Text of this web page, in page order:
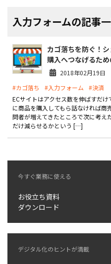
課題解決例
外部サービス連携
インフラ環境・サポート
費用
製品
特長
通販受注対応
EC運用支援
継続的に結果を出し続けるECサイトへ
ライセンス契約
入力フォームの記事
カゴ落ちを防ぐ！
購入へつなげるた
2018年02月19日
#カゴ落ち
#入力フォーム
#決済
ECサイトはアクセス数を伸ばすだ
に商品を購入してもら話なければ商
問者が増えてきたところで次に考
だけ減らせるかという […]
今すぐ業務に使える
お役立ち資料
ダウンロード
デジタル化のヒントが満載